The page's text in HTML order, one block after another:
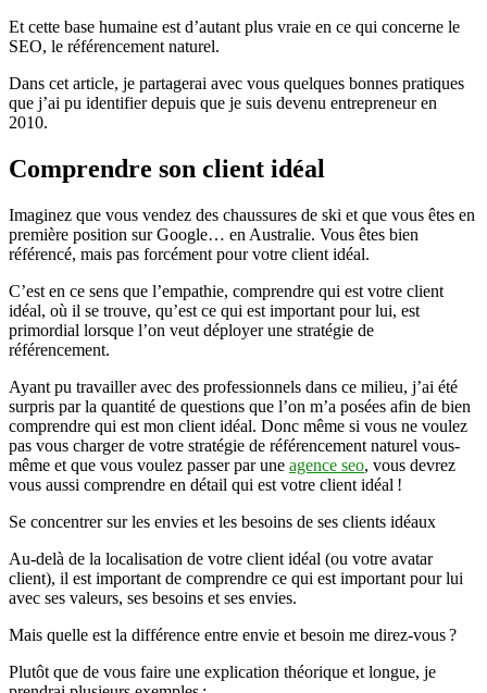
Et cette base humaine est d’autant plus vraie en ce qui concerne le
SEO, le référencement naturel.
Dans cet article, je partagerai avec vous quelques bonnes pratiques
que j’ai pu identifier depuis que je suis devenu entrepreneur en
2010.
Comprendre son client idéal
Imaginez que vous vendez des chaussures de ski et que vous êtes en
première position sur Google… en Australie. Vous êtes bien
référencé, mais pas forcément pour votre client idéal.
C’est en ce sens que l’empathie, comprendre qui est votre client
idéal, où il se trouve, qu’est ce qui est important pour lui, est
primordial lorsque l’on veut déployer une stratégie de
référencement.
Ayant pu travailler avec des professionnels dans ce milieu, j’ai été
surpris par la quantité de questions que l’on m’a posées afin de bien
comprendre qui est mon client idéal. Donc même si vous ne voulez
pas vous charger de votre stratégie de référencement naturel vous-
même et que vous voulez passer par une agence seo, vous devrez
vous aussi comprendre en détail qui est votre client idéal !
Se concentrer sur les envies et les besoins de ses clients idéaux
Au-delà de la localisation de votre client idéal (ou votre avatar
client), il est important de comprendre ce qui est important pour lui
avec ses valeurs, ses besoins et ses envies.
Mais quelle est la différence entre envie et besoin me direz-vous ?
Plutôt que de vous faire une explication théorique et longue, je